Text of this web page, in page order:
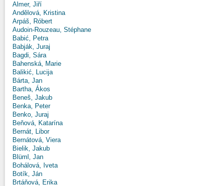
Almer, Jiří
Andělová, Kristina
Arpáš, Róbert
Audoin-Rouzeau, Stéphane
Babić, Petra
Babják, Juraj
Bagdi, Sára
Bahenská, Marie
Balikić, Lucija
Bárta, Jan
Bartha, Ákos
Beneš, Jakub
Benka, Peter
Benko, Juraj
Beňová, Katarína
Bernát, Libor
Bernátová, Viera
Bielik, Jakub
Blüml, Jan
Bohálová, Iveta
Botík, Ján
Brtáňová, Erika